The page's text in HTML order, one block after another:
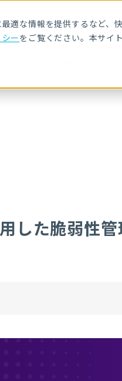
適な情報を提供するなど、
ーをご覧ください。本サイ
した脆弱性